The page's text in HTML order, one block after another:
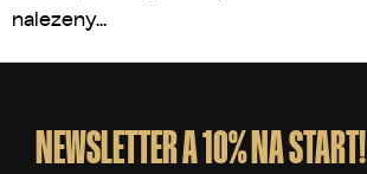
nalezeny...
NEWSLETTER A 10% NA START!